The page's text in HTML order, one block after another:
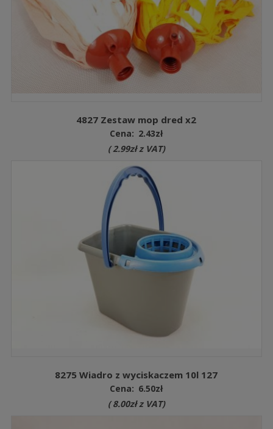
4827 Zestaw mop dred x2
Cena: 2.43zł
( 2.99złz VAT)
8275 Wiadro z wyciskaczem 10l 127
Cena: 6.50zł
( 8.00złz VAT)